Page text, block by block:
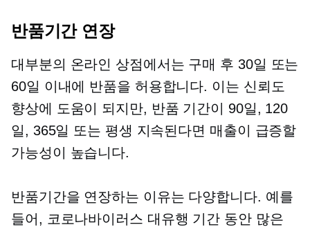
반품기간 연장
대부분의 온라인 상점에서는 구매 후 30일 또는
60일 이내에 반품을 허용합니다. 이는 신뢰도
향상에 도움이 되지만, 반품 기간이 90일, 120
일, 365일 또는 평생 지속된다면 매출이 급증할
가능성이 높습니다.
반품기간을 연장하는 이유는 다양합니다. 예를
들어, 코로나바이러스 대유행 기간 동안 많은